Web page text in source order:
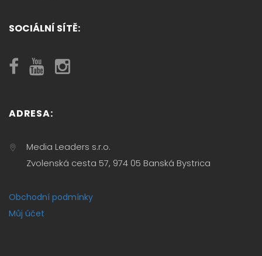
SOCIÁLNÍ SÍTĚ:
ADRESA:
Media Leaders s.r.o.
Zvolenská cesta 57, 974 05 Banská Bystrica
Obchodní podmínky
Můj účet